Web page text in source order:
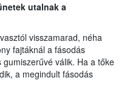
utalnak a
visszamarad, néha
fajtáknál a fásodás
válik. Ha a tőke
a megindult fásodás